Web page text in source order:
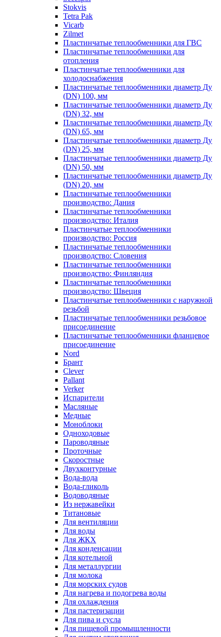
Stokvis
Tetra Pak
Vicarb
Zilmet
Пластинчатые теплообменники для ГВС
Пластинчатые теплообменники для
отопления
Пластинчатые теплообменники для
холодоснабжения
Пластинчатые теплообменники диаметр Ду
(DN) 100, мм
Пластинчатые теплообменники диаметр Ду
(DN) 32, мм
Пластинчатые теплообменники диаметр Ду
(DN) 65, мм
Пластинчатые теплообменники диаметр Ду
(DN) 25, мм
Пластинчатые теплообменники диаметр Ду
(DN) 50, мм
Пластинчатые теплообменники диаметр Ду
(DN) 20, мм
Пластинчатые теплообменники
производство: Дания
Пластинчатые теплообменники
производство: Италия
Пластинчатые теплообменники
производство: Россия
Пластинчатые теплообменники
производство: Словения
Пластинчатые теплообменники
производство: Финляндия
Пластинчатые теплообменники
производство: Швеция
Пластинчатые теплообменники с наружной
резьбой
Пластинчатые теплообменники резьбовое
присоединение
Пластинчатые теплообменники фланцевое
присоединение
Nord
Брант
Clever
Pallant
Verker
Испарители
Масляные
Медные
Моноблоки
Одноходовые
Пароводяные
Проточные
Скоростные
Двухконтурные
Вода-вода
Вода-гликоль
Водоводяные
Из нержавейки
Титановые
Для вентиляции
Для воды
Для ЖКХ
Для конденсации
Для котельной
Для металлургии
Для молока
Для морских судов
Для нагрева и подогрева воды
Для охлаждения
Для пастеризации
Для пива и сусла
Для пищевой промышленности